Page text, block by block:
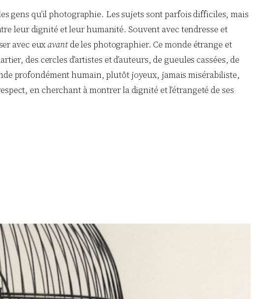
gens qu’il photographie. Les sujets sont parfois difficiles, mais
leur dignité et leur humanité. Souvent avec tendresse et
avec euxavantde les photographier. Ce monde étrange et
des cercles d’artistes et d’auteurs, de gueules cassées, de
profondément humain, plutôt joyeux, jamais misérabiliste,
en cherchant à montrer la dignité et l’étrangeté de ses